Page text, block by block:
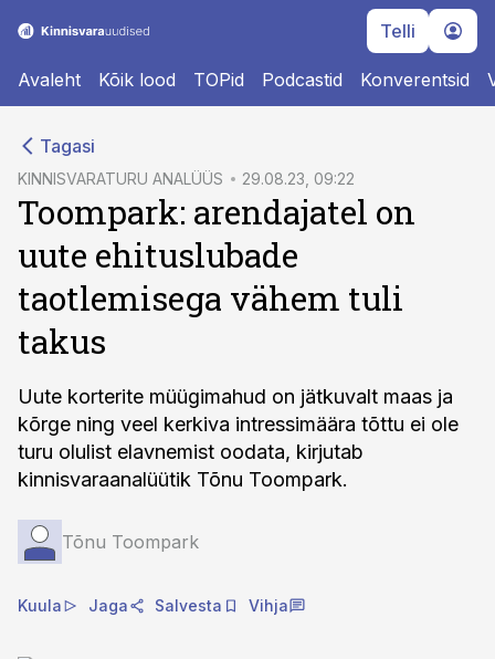
Telli
Avaleht Kõik lood TOPid Podcastid Konverentsid
Tagasi
KINNISVARATURU ANALÜÜS 29.08.23, 09:22
Toompark: arendajatel on
uute ehituslubade
taotlemisega vähem tuli
takus
Uute korterite müügimahud on jätkuvalt maas ja
kõrge ning veel kerkiva intressimäära tõttu ei ole
turu olulist elavnemist oodata, kirjutab
kinnisvaraanalüütik Tõnu Toompark.
Tõnu Toompark
Kuula Jaga Salvesta Vihja